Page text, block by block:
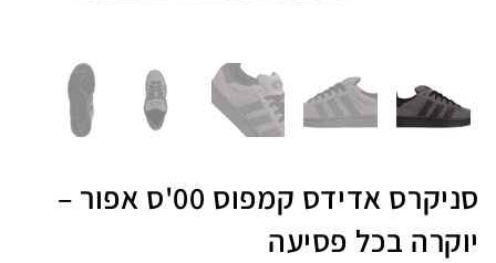
סניקרס אדידס קמפוס 00'ס אפור –
יוקרה בכל פסיעה